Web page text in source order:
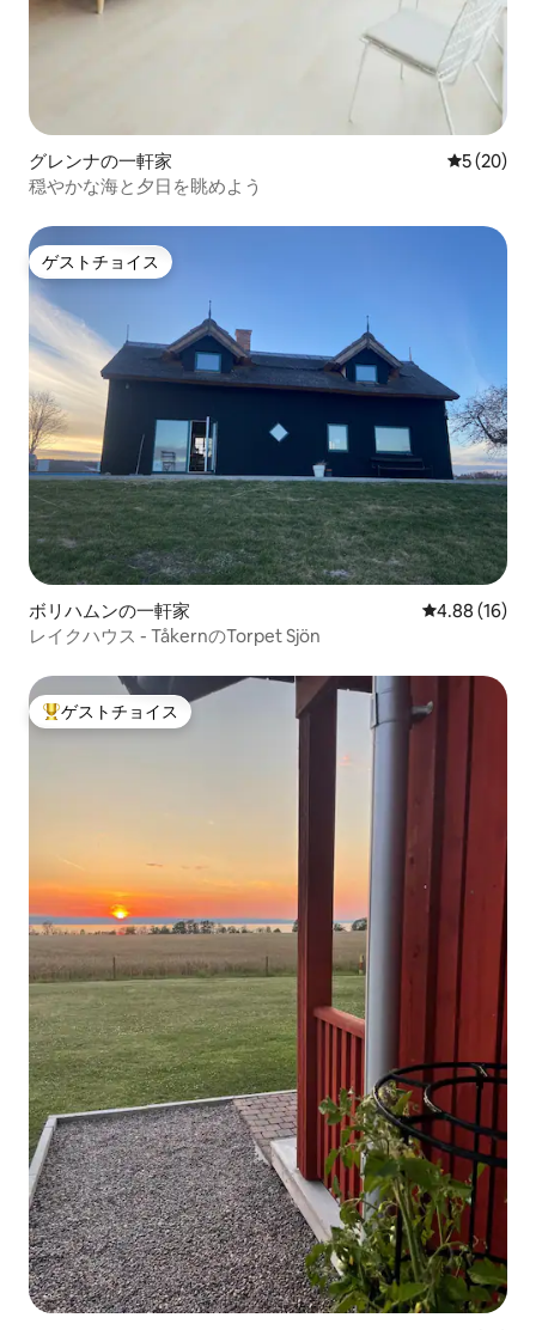
グレンナの一軒家 レビュー
5 (20)
穏やかな海と夕日を眺めよう
ゲストチョイス
ゲストチョイス
ボリハムンの一軒家 レビュー16
4.88 (16)
レイクハウス - TåkernのTorpet Sjön
大好評のゲストチョイスです。
ゲストチョイス